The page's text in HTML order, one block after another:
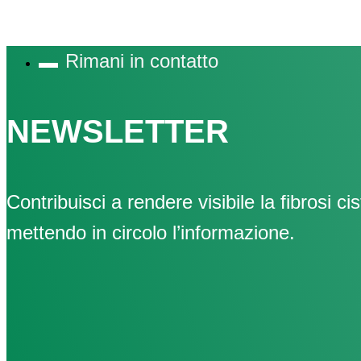
Rimani in contatto
NEWSLETTER
Contribuisci a rendere visibile la fibrosi
mettendo in circolo l’informazione.